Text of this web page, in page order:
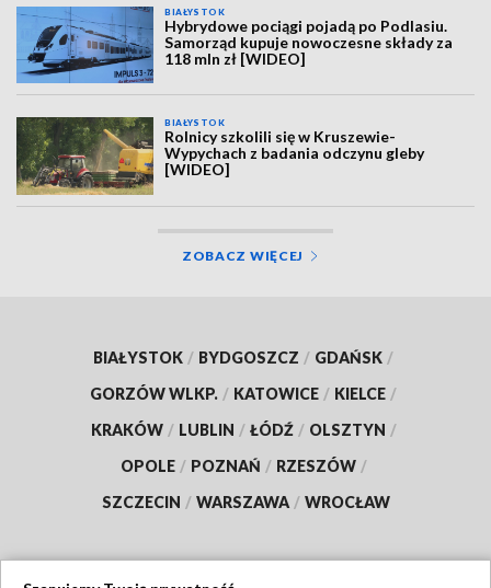
BIAŁYSTOK
Hybrydowe pociągi pojadą po Podlasiu.
Samorząd kupuje nowoczesne składy za
118 mln zł [WIDEO]
BIAŁYSTOK
Rolnicy szkolili się w Kruszewie-
Wypychach z badania odczynu gleby
[WIDEO]
ZOBACZ WIĘCEJ
BIAŁYSTOK / BYDGOSZCZ / GDAŃSK /
GORZÓW WLKP. / KATOWICE / KIELCE /
KRAKÓW / LUBLIN / ŁÓDŹ / OLSZTYN /
OPOLE / POZNAŃ / RZESZÓW /
SZCZECIN / WARSZAWA / WROCŁAW